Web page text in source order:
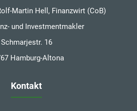
Martin Hell, Finanzwirt (CoB)
und Investmentmakler
Schmarjestr. 16
Hamburg-Altona
Kontakt